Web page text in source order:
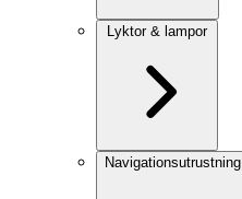
Lyktor & lampor
Navigationsutrustning